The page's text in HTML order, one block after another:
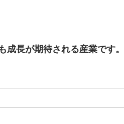
長が期待される産業です。